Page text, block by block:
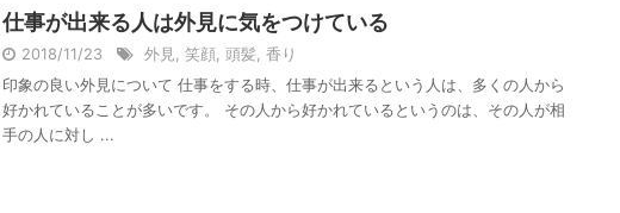
仕事が出来る人は外見に気をつけている
2018/11/23 外見, 笑顔, 頭髪, 香り
印象の良い外見について 仕事をする時、仕事が出来るという人は、多くの人から
好かれていることが多いです。 その人から好かれているというのは、その人が相
手の人に対し ...